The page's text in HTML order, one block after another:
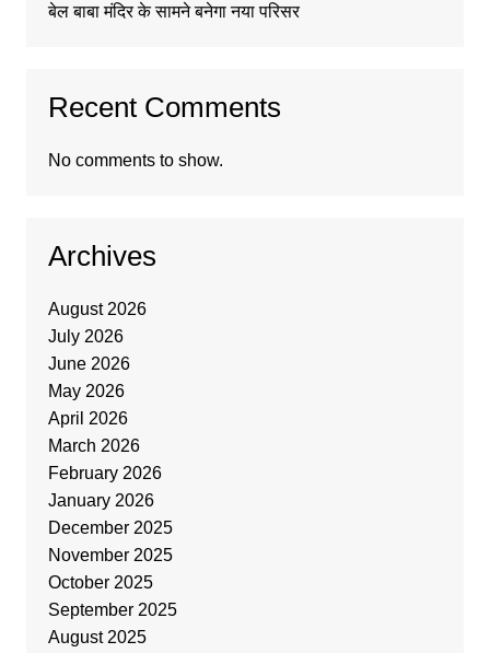
बेल बाबा मंदिर के सामने बनेगा नया परिसर
Recent Comments
No comments to show.
Archives
August 2026
July 2026
June 2026
May 2026
April 2026
March 2026
February 2026
January 2026
December 2025
November 2025
October 2025
September 2025
August 2025